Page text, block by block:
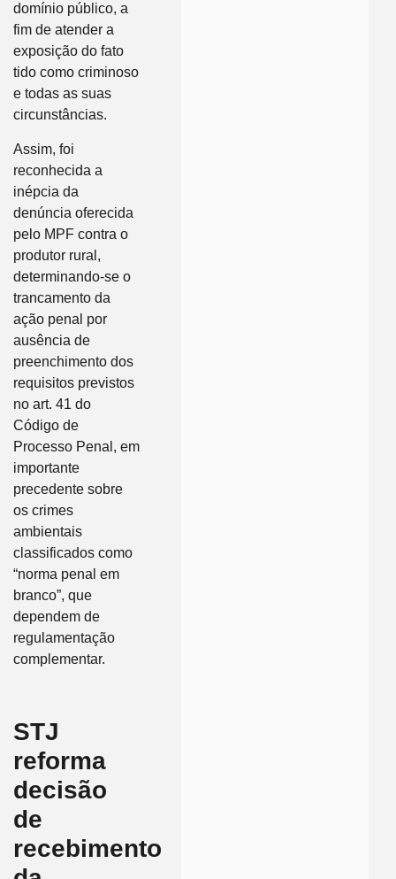
domínio público, a
fim de atender a
exposição do fato
tido como criminoso
e todas as suas
circunstâncias.
Assim, foi
reconhecida a
inépcia da
denúncia oferecida
pelo MPF contra o
produtor rural,
determinando-se o
trancamento da
ação penal por
ausência de
preenchimento dos
requisitos previstos
no art. 41 do
Código de
Processo Penal, em
importante
precedente sobre
os crimes
ambientais
classificados como
“norma penal em
branco”, que
dependem de
regulamentação
complementar.
STJ
reforma
decisão
de
recebimento